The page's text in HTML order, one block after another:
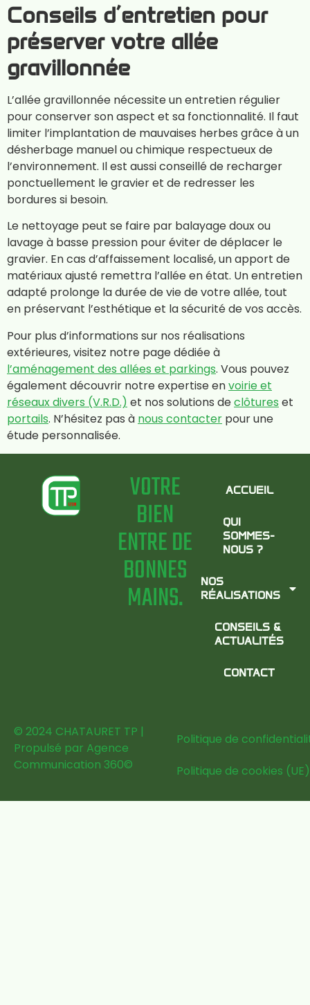
Conseils d’entretien pour
préserver votre allée
gravillonnée
L’allée gravillonnée nécessite un entretien régulier
pour conserver son aspect et sa fonctionnalité. Il faut
limiter l’implantation de mauvaises herbes grâce à un
désherbage manuel ou chimique respectueux de
l’environnement. Il est aussi conseillé de recharger
ponctuellement le gravier et de redresser les
bordures si besoin.
Le nettoyage peut se faire par balayage doux ou
lavage à basse pression pour éviter de déplacer le
gravier. En cas d’affaissement localisé, un apport de
matériaux ajusté remettra l’allée en état. Un entretien
adapté prolonge la durée de vie de votre allée, tout
en préservant l’esthétique et la sécurité de vos accès.
Pour plus d’informations sur nos réalisations
extérieures, visitez notre page dédiée à
l’aménagement des allées et parkings. Vous pouvez
également découvrir notre expertise envoirie et
réseaux divers (V.R.D.) et nos solutions declôtures et
portails. N’hésitez pas à nous contacter pour une
étude personnalisée.
VOTRE
BIEN
ENTRE DE
BONNES
MAINS.
ACCUEIL
QUI
SOMMES-
NOUS ?
NOS
RÉALISATIONS
CONSEILS &
ACTUALITÉS
CONTACT
© 2024 CHATAURET TP |
Propulsé par Agence
Communication 360©
Politique de
Politique de cookies (UE)